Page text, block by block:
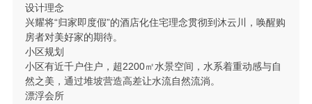
设计理念
兴耀将“归家即度假”的酒店化住宅理念贯彻到沐云川，唤醒购
房者对美好家的期待。
小区规划
小区有近千户住户，超2200㎡水景空间，水系着重动感与自
然之美，通过堆坡营造高差让水流自然流淌。
漂浮会所